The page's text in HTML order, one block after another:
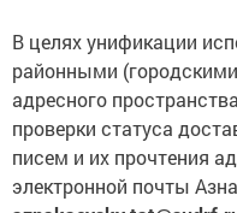
В целях унификации
районными
адресного
проверки статуса
писем и их прочтения
электронной почты